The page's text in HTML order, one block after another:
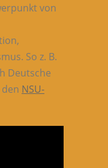
von
So z. B.
Deutsche
NSU-